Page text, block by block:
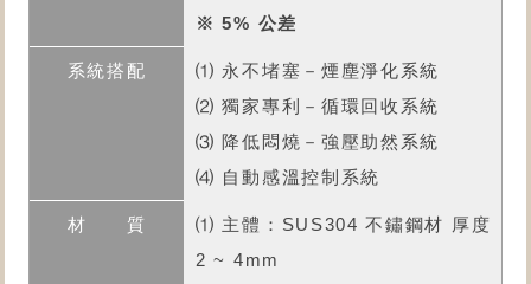
※ 5% 公差
⑴ 永不堵塞－煙塵淨化系統
⑵ 獨家專利－循環回收系統
⑶ 降低悶燒－強壓助然系統
⑷ 自動感溫控制系統
⑴ 主體：SUS304 不鏽鋼材 厚度
2 ~ 4mm